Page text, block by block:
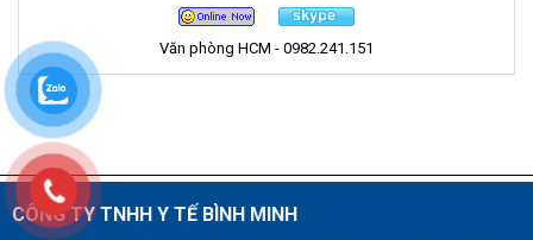
Văn phòng HCM - 0982.241.151
CÔNG TY TNHH Y TẾ BÌNH MINH